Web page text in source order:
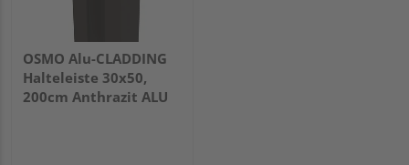
OSMO Alu-CLADDING
Halteleiste 30x50,
200cm Anthrazit ALU